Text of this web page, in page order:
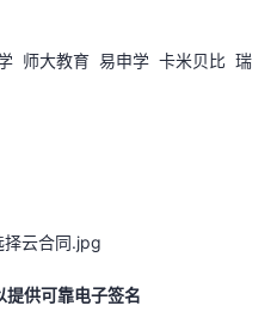
师大教育 易申学 卡米贝比 瑞
提供可靠电子签名